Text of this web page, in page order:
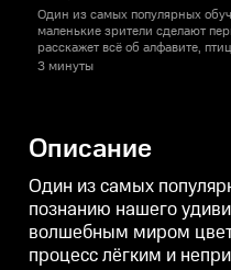
Один из самых популярных
маленькие зрители сделают
расскажет всё об алфавите,
миром цвета и многое другое!
3 минуты
Описание
Один из самых
познанию нашего
волшебным миром
процесс лёгким и